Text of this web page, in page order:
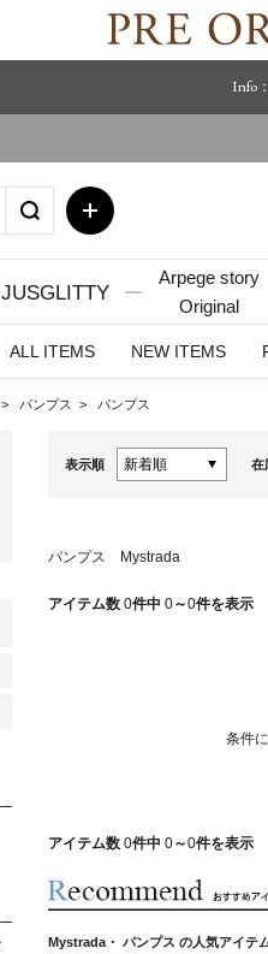
Info：
JUSGLITTY
Arpege story
Original
ALL ITEMS NEW ITEMS
パンプス パンプス
表示順 在
パンプス Mystrada
アイテム数 0件中 0～0件を表示
条件
アイテム数 0件中 0～0件を表示
Mystrada・ パンプス の人気アイテ